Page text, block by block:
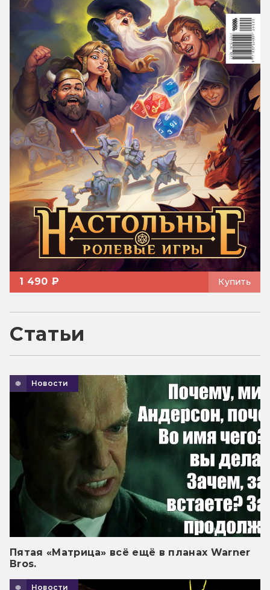
1 490 ₽ Купить
Статьи
Новости
Пятая «Матрица» всё ещё в планах Warner
Bros.
Новости